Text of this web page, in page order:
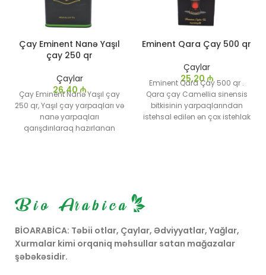
Çay Eminent Nanə Yaşıl
çay 250 qr
Çaylar
26,40₼
Çay Eminent Nanə Yaşıl çay
250 qr, Yaşıl çay yarpaqları və
nanə yarpaqları
qarışdırılaraq hazırlanan
Eminent Qara Çay 500 qr
Çaylar
25,20₼
Eminent Qara Çay 500 qr .
Qara çay Camellia sinensis
bitkisinin yarpaqlarından
istehsal edilən ən çox istehlak
kofein tərkibinə malikdir.
Dəmləmə müddəti adətən 3-
5 dəqiqədir və isti verilir.
BİOARABİCA: Təbii otlar, Çaylar, Ədviyyatlar, Yağlar,
Xurmalar kimi orqaniq məhsullar satan mağazalar
şəbəkəsidir.